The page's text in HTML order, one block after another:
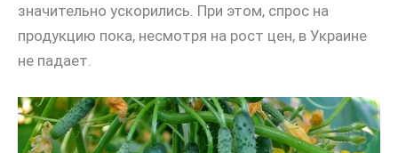
значительно ускорились. При этом, спрос на
продукцию пока, несмотря на рост цен, в Украине
не падает.